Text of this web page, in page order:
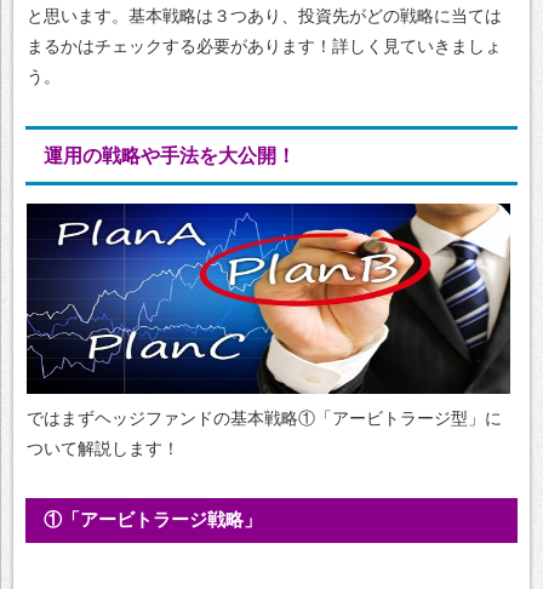
と思います。基本戦略は３つあり、投資先がどの戦略に当ては
まるかはチェックする必要があります！詳しく見ていきましょ
う。
運用の戦略や手法を大公開！
ではまずヘッジファンドの基本戦略①「アービトラージ型」に
ついて解説します！
①「アービトラージ戦略」